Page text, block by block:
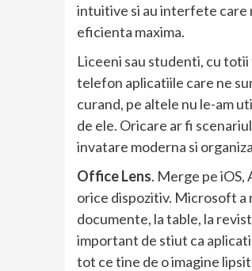
intuitive si au interfete care
eficienta maxima.
Liceeni sau studenti, cu
telefon aplicatiile care ne
curand, pe altele nu le-am
de ele. Oricare ar fi
invatare moderna si
Office Lens. Merge pe iOS,
orice dispozitiv. Microsoft a
documente, la table, la
important de stiut ca
tot ce tine de o imagine